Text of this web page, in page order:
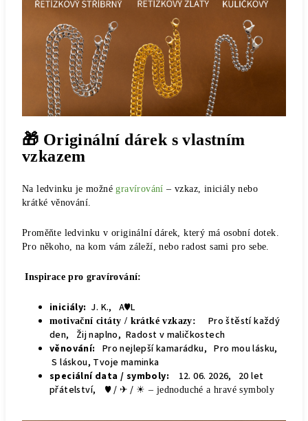
🎁 Originální dárek s vlastním
vzkazem
Na ledvinku je možnégravírování – vzkaz, iniciály nebo
krátké věnování.
Proměňte ledvinku v originální dárek, který má osobní dotek.
Pro někoho, na kom vám záleží, nebo radost sami pro sebe.
Inspirace pro gravírování:
iniciály: J. K., A♥L
motivační citáty / krátké vzkazy:
Pro štěstí každý
den, Žij naplno, Radost v maličkostech
věnování: Pro nejlepší kamarádku, Pro mou lásku,
S láskou, Tvoje maminka
speciální data / symboly: 12. 06. 2026, 20 let
přátelství, ♥ / ✈ / ☀ – jednoduché a hravé symboly